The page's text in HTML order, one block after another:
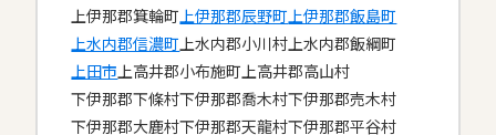
上伊那郡箕輪町 上伊那郡辰野町 上伊那郡飯島町
上水内郡信濃町 上水内郡小川村 上水内郡飯綱町
上田市 上高井郡小布施町 上高井郡高山村
下伊那郡下條村下伊那郡喬木村下伊那郡売木村
下伊那郡大鹿村下伊那郡天龍村下伊那郡平谷村